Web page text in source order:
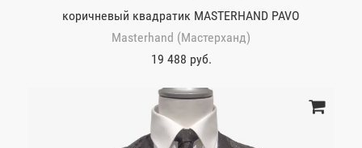
коричневый квадратик MASTERHAND PAVO
Masterhand (Мастерханд)
19 488 руб.